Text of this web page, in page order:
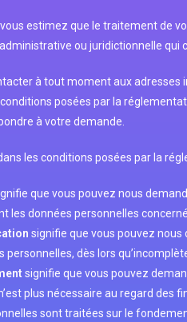
estimez que le traitement de
ou juridictionnelle qui
à tout moment aux adresses
posées par la
à votre demande.
les conditions posées par la
que vous pouvez nous
les données personnelles
signifie que vous pouvez
personnelles, dès lors
signifie que vous pouvez
plus nécessaire au regard des
sont traitées sur le